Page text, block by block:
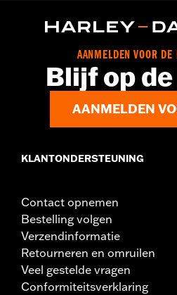
FLSTSE, '00-'17 FXCW, FXCWC,
FXSTB, FXSTC en FXSTD
vereisen trillingsdemper P/N
Installatie-instructies
Kleur verlichting:Wit
Diameter:5.75
Per stuk verkocht:Elk
bevestigingsmaterialen en
CERTIFICERING:
ECE & DOT
AANMELDEN VOOR
Blijf op
AANMELDEN
KLANTONDERSTEUNING
Contact opnemen
Bestelling volgen
Verzendinformatie
Retourneren en omruilen
Veel gestelde vragen
Conformiteitsverklaring